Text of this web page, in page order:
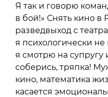
Я так и говорю
в бой!» Снять кино в
разведвыход с
я психологически
я смотрю на
соберись, тряпка!
кино, математика
касается